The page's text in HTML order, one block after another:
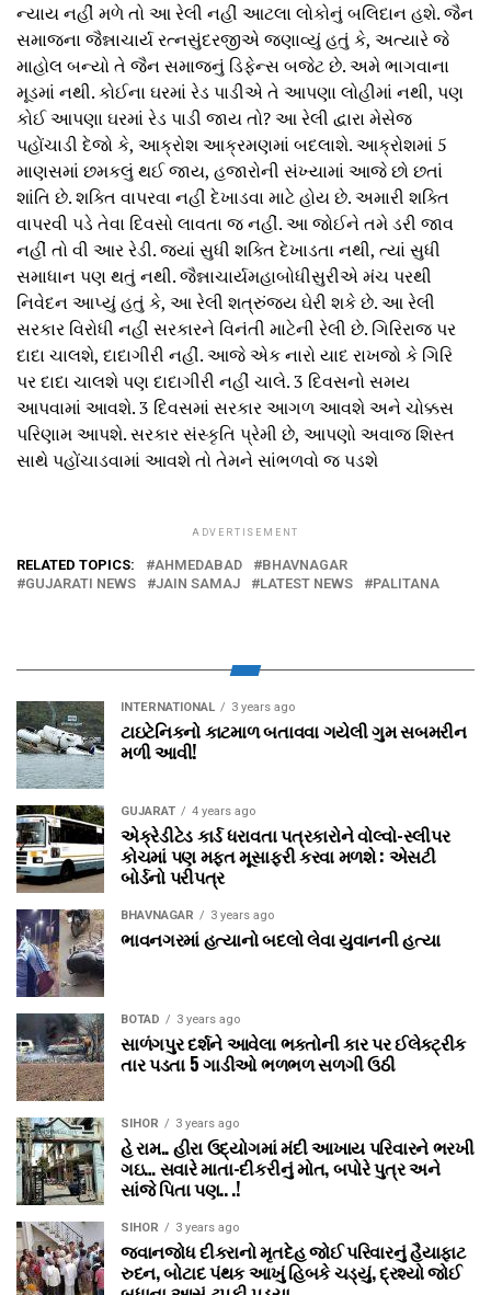
ન્યાય નહીં મળે તો આ રેલી નહીં આટલા લોકોનું બલિદાન હશે. જૈન
સમાજના જૈન્નાચાર્ય રત્નસુંદરજીએ જણાવ્યું હતું કે, અત્યારે જે
માહોલ બન્યો તે જૈન સમાજનું ડિફેન્સ બજેટ છે. અમે ભાગવાના
મૂડમાં નથી. કોઈના ઘરમાં રેડ પાડીએ તે આપણા લોહીમાં નથી, પણ
કોઈ આપણા ઘરમાં રેડ પાડી જાય તો? આ રેલી દ્વારા મેસેજ
પહોંચાડી દેજો કે, આક્રોશ આક્રમણમાં બદલાશે. આક્રોશમાં 5
માણસમાં છમકલું થઈ જાય, હજારોની સંખ્યામાં આજે છો છતાં
શાંતિ છે. શક્તિ વાપરવા નહીં દેખાડવા માટે હોય છે. અમારી શક્તિ
વાપરવી પડે તેવા દિવસો લાવતા જ નહીં. આ જોઈને તમે ડરી જાવ
નહીં તો વી આર રેડી. જ્યાં સુધી શક્તિ દેખાડતા નથી, ત્યાં સુધી
સમાધાન પણ થતું નથી. જૈન્નાચાર્યમહાબોધીસુરીએ મંચ પરથી
નિવેદન આપ્યું હતું કે, આ રેલી શત્રુંજય ઘેરી શકે છે. આ રેલી
સરકાર વિરોધી નહીં સરકારને વિનંતી માટેની રેલી છે. ગિરિરાજ પર
દાદા ચાલશે, દાદાગીરી નહીં. આજે એક નારો યાદ રાખજો કે ગિરિ
પર દાદા ચાલશે પણ દાદાગીરી નહીં ચાલે. 3 દિવસનો સમય
આપવામાં આવશે. 3 દિવસમાં સરકાર આગળ આવશે અને ચોક્કસ
પરિણામ આપશે. સરકાર સંસ્કૃતિ પ્રેમી છે, આપણો અવાજ શિસ્ત
સાથે પહોંચાડવામાં આવશે તો તેમને સાંભળવો જ પડશે
ADVERTISEMENT
RELATED TOPICS: AHMEDABAD
BHAVNAGAR
GUJARATI NEWS
JAIN SAMAJ LATEST NEWS PALITANA
INTERNATIONAL 3 years ago
ટાઇટેનિકનો કાટમાળ બતાવવા ગયેલી ગુમ સબમરીન
મળી આવી!
GUJARAT 4 years ago
એક્રેડીટેડ કાર્ડ ધરાવતા પત્રકારોને વોલ્‍વો-સ્‍લીપર
કોચમાં પણ મફત મૂસાફરી કરવા મળશે : એસટી
બોર્ડનો પરીપત્ર
BHAVNAGAR 3 years ago
ભાવનગરમાં હત્યાનો બદલો લેવા યુવાનની હત્યા
BOTAD 3 years ago
સાળંગપુર દર્શને આવેલા ભક્તોની કાર પર ઈલેક્ટ્રીક
તાર પડતા 5 ગાડીઓ ભળભળ સળગી ઉઠી
SIHOR 3 years ago
હે રામ.. હીરા ઉદ્યોગમાં મંદી આખાય પરિવારને ભરખી
ગઇ… સવારે માતા-દીકરીનું મોત, બપોરે પુત્ર અને
સાંજે પિતા પણ.. .!
SIHOR 3 years ago
જવાનજોધ દીકરાનો મૃતદેહ જોઈ પરિવારનું હૈયાફાટ
રુદન, બોટાદ પંથક આખું હિબકે ચડ્યું, દ્રશ્યો જોઈ